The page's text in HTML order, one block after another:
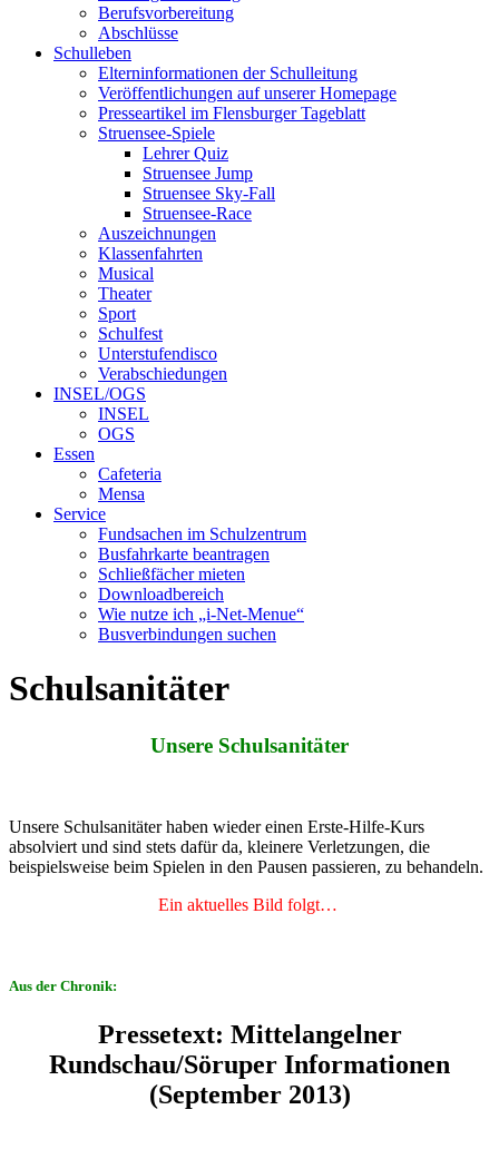
Berufsvorbereitung
Abschlüsse
Schulleben
Elterninformationen der Schulleitung
Veröffentlichungen auf unserer Homepage
Presseartikel im Flensburger Tageblatt
Struensee-Spiele
Lehrer Quiz
Struensee Jump
Struensee Sky-Fall
Struensee-Race
Auszeichnungen
Klassenfahrten
Musical
Theater
Sport
Schulfest
Unterstufendisco
Verabschiedungen
INSEL/OGS
INSEL
OGS
Essen
Cafeteria
Mensa
Service
Fundsachen im Schulzentrum
Busfahrkarte beantragen
Schließfächer mieten
Downloadbereich
Wie nutze ich „i-Net-Menue“
Busverbindungen suchen
Schulsanitäter
Unsere Schulsanitäter
Unsere Schulsanitäter haben wieder einen Erste-Hilfe-Kurs
absolviert und sind stets dafür da, kleinere Verletzungen, die
beispielsweise beim Spielen in den Pausen passieren, zu behandeln.
Ein aktuelles Bild folgt…
Aus der Chronik:
Pressetext: Mittelangelner
Rundschau/Söruper Informationen
(September 2013)